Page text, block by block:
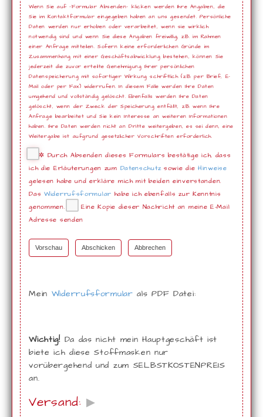
Wenn Sie auf -Formular Absenden- klicken werden Ihre Angaben, die
Sie im Kontaktformular eingegeben haben an uns gesendet. Persönliche
Daten werden nur erhoben oder verarbeitet, wenn sie wirklich
notwendig sind und wenn Sie diese Angaben freiwillig, z.B. im Rahmen
einer Anfrage mitteilen. Sofern keine erforderlichen Gründe im
Zusammenhang mit einer Geschäftsabwicklung bestehen, können Sie
jederzeit die zuvor erteilte Genehmigung Ihrer persönlichen
Datenspeicherung mit sofortiger Wirkung schriftlich (z.B. per Brief, E-
Mail oder per Fax) widerrufen. In diesem Falle werden Ihre Daten
umgehend und vollständig gelöscht. Ebenfalls werden Ihre Daten
gelöscht, wenn der Zweck der Speicherung entfällt, z.B. wenn Ihre
Anfrage bearbeitet und Sie kein Interesse an weiteren Informationen
haben. Ihre Daten werden nicht an Dritte weitergeben, es sei denn, eine
Weitergabe ist aufgrund gesetzlicher Vorschriften erforderlich.
✲ Durch Absenden dieses Formulars bestätige ich, dass
ich die Erläuterungen zum Datenschutzsowie dieHinweise
gelesen habe und erkläre mich mit beiden einverstanden.
DasWiderrufsformular habe ich ebenfalls zur Kenntnis
genommen.
Eine Kopie dieser Nachricht an meine E-Mail
Adresse senden
Abschicken Abbrechen
Mein Widerrufsformularals PDF Datei:
Wichtig! Da das nicht mein Hauptgeschäft ist
biete ich diese Stoffmasken nur
vorübergehend und zum SELBSTKOSTENPREIS
an.
Versand: ▶